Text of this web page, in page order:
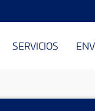
SERVICIOS